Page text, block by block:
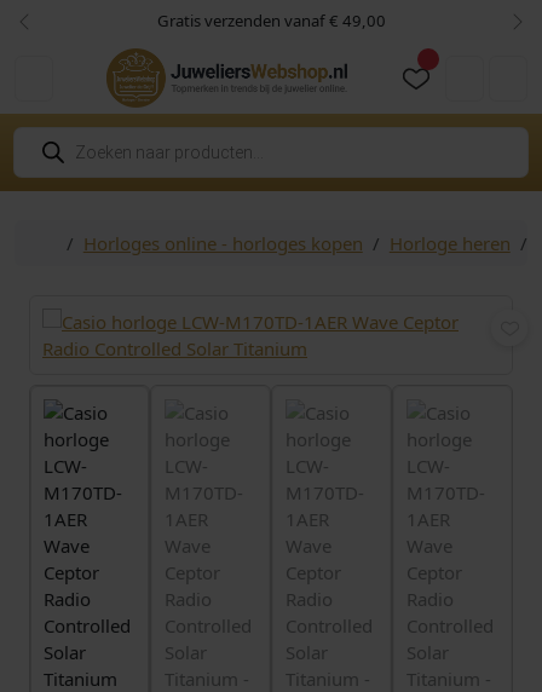
Skip to content
Skip to footer Gratis verzenden vanaf € 49,00
Vorige
P
o
d
HomeHorloges online - horloges kopen Horloge heren